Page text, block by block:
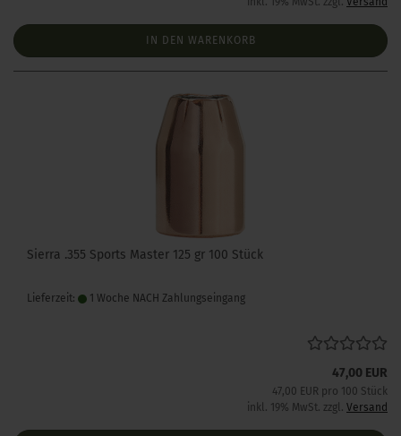
IN DEN WARENKORB
Sierra .355 Sports Master 125 gr 100 Stück
Lieferzeit: 1 Woche NACH Zahlungseingang
47,00 EUR
47,00 EUR pro 100 Stück
inkl. 19% MwSt. zzgl. Versand